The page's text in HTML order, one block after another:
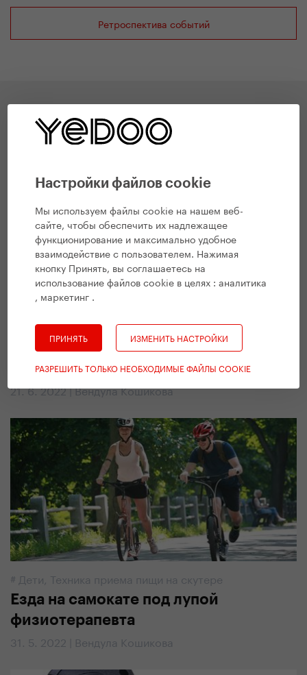
Настройки файлов cookie
Мы используем файлы cookie на нашем веб-
сайте, чтобы обеспечить их надлежащее
функционирование и максимально удобное
взаимодействие с пользователем. Нажимая
кнопку Принять, вы соглашаетесь на
использование файлов cookie в целях :аналитика
, маркетинг .
ПРИНЯТЬ ИЗМЕНИТЬ НАСТРОЙКИ
РАЗРЕШИТЬ ТОЛЬКО НЕОБХОДИМЫЕ ФАЙЛЫ COOKIE
Ретроспектива событий
Из жизни самокатов
Дети
Игровое упражнение, которое
улучшит детям равновесие
21. 6. 2022 | Вендула Кошикова
# Дети Техника приема пищи на скутере
Езда на самокате под лупой
физиотерапевта
31. 5. 2022 | Вендула Кошикова